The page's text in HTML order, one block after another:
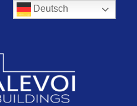
Deutsch